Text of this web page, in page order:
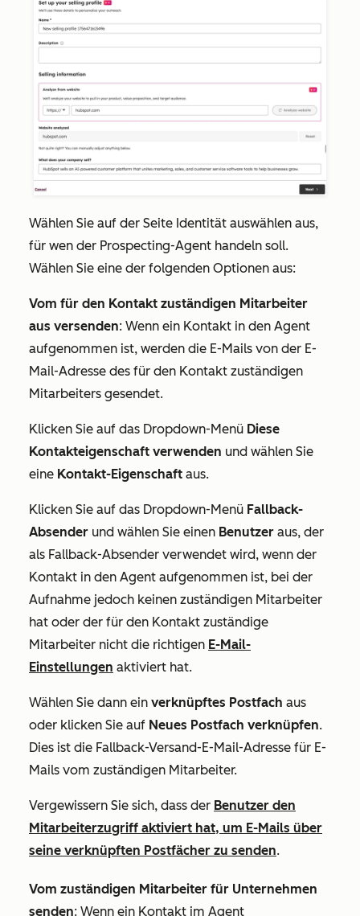
Wählen Sie auf der Seite Identität auswählen aus,
für wen der Prospecting-Agent handeln soll.
Wählen Sie eine der folgenden Optionen aus:
Vom für den Kontakt zuständigen Mitarbeiter
aus versenden: Wenn ein Kontakt in den Agent
aufgenommen ist, werden die E-Mails von der E-
Mail-Adresse des für den Kontakt zuständigen
Mitarbeiters gesendet.
Klicken Sie auf das Dropdown-Menü Diese
Kontakteigenschaft verwenden und wählen Sie
eine Kontakt-Eigenschaft aus.
Klicken Sie auf das Dropdown-Menü Fallback-
Absender und wählen Sie einen Benutzer aus, der
als Fallback-Absender verwendet wird, wenn der
Kontakt in den Agent aufgenommen ist, bei der
Aufnahme jedoch keinen zuständigen Mitarbeiter
hat oder der für den Kontakt zuständige
Mitarbeiter nicht die richtigen E-Mail-
Einstellungen aktiviert hat.
Wählen Sie dann ein verknüpftes Postfach aus
oder klicken Sie auf Neues Postfach verknüpfen.
Dies ist die Fallback-Versand-E-Mail-Adresse für E-
Mails vom zuständigen Mitarbeiter.
Vergewissern Sie sich, dass der Benutzer den
Mitarbeiterzugriff aktiviert hat, um E-Mails über
seine verknüpften Postfächer zu senden.
Vom zuständigen Mitarbeiter für Unternehmen
senden: Wenn ein Kontakt im Agent